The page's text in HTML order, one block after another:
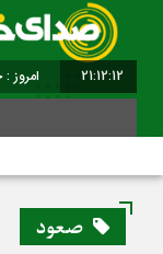
21:12:13 امروز : جمعه,
صعود